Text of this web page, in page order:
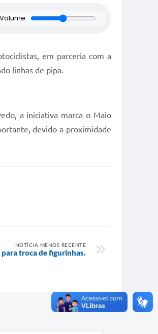
em parceria com a
linhas de pipa.
a iniciativa marca o Maio
devido a proximidade
NOTÍCIA MENOS RECENTE
troca de figurinhas.